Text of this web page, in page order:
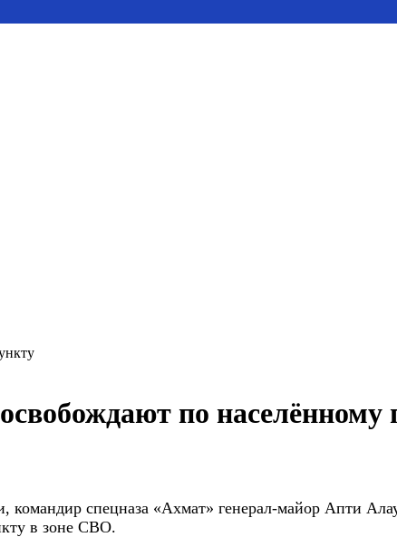
по населённому
командир спецназа «Ахмат» генерал-майор Апти
в зоне СВО.